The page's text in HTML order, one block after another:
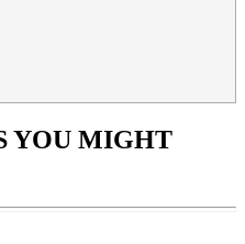
YOU MIGHT